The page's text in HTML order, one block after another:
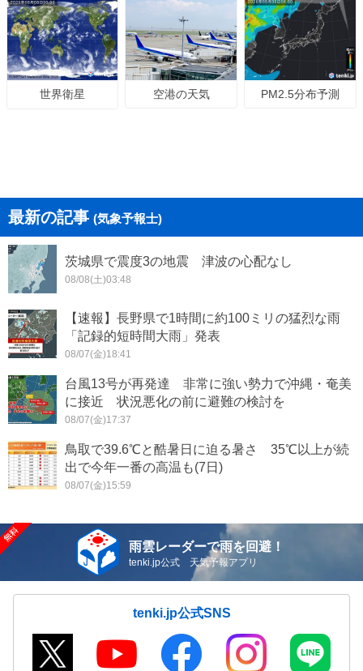
世界衛星 空港の天気 PM2.5分布予測
最新の記事 (気象予報士)
茨城県で震度3の地震 津波の心配なし
08/08(土)03:48
【速報】長野県で1時間に約100ミリの猛烈な雨
「記録的短時間大雨」発表
08/07(金)18:41
台風13号が再発達 非常に強い勢力で沖縄・奄美
に接近 状況悪化の前に避難の検討を
08/07(金)17:37
鳥取で39.6℃と酷暑日に迫る暑さ 35℃以上が続
出で今年一番の高温も(7日)
08/07(金)15:59
雨雲レーダーで雨を回避！
tenki.jp公式 天気予報アプリ
tenki.jp公式SNS